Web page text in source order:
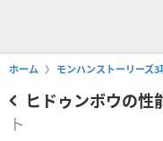
ホーム モンハンストーリーズ3
ヒドゥンボウの性
ト